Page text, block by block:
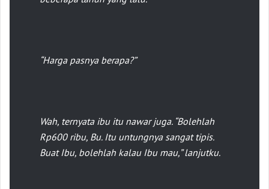
“Harga pasnya berapa?”
Wah, ternyata ibu itu nawar juga. “Bolehlah
Rp600 ribu, Bu. Itu untungnya sangat tipis.
Buat Ibu, bolehlah kalau Ibu mau,” lanjutku.